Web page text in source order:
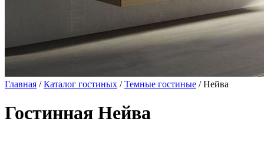
Главная /Каталог гостиных /Темные гостиные / Нейва
Гостинная Нейва